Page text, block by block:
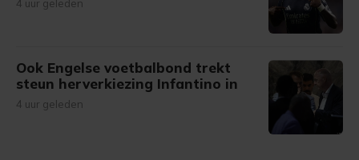
4 uur geleden
Ook Engelse voetbalbond trekt
steun herverkiezing Infantino in
4 uur geleden